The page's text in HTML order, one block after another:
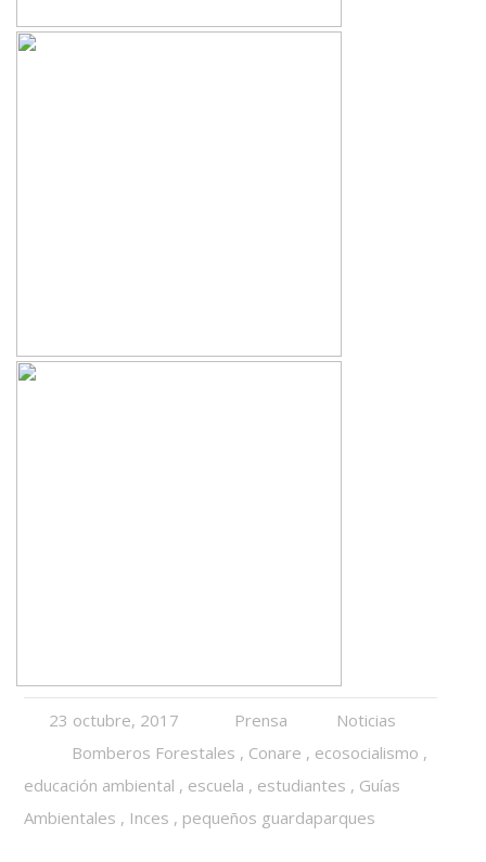
23 octubre, 2017 Prensa
Noticias
Bomberos Forestales , Conare , ecosocialismo ,
educación ambiental , escuela , estudiantes , Guías
Ambientales , Inces , pequeños guardaparques